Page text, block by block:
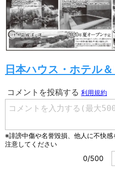
日本ハウス・ホテル＆